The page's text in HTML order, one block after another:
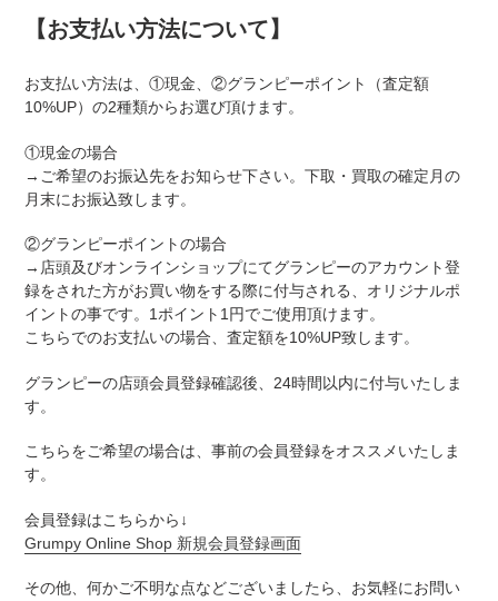
【お支払い方法について】
お支払い方法は、①現金、②グランピーポイント（査定額
10%UP）の2種類からお選び頂けます。
①現金の場合
→ご希望のお振込先をお知らせ下さい。下取・買取の確定月の
月末にお振込致します。
②グランピーポイントの場合
→店頭及びオンラインショップにてグランピーのアカウント登
録をされた方がお買い物をする際に付与される、オリジナルポ
イントの事です。1ポイント1円でご使用頂けます。
こちらでのお支払いの場合、査定額を10%UP致します。
グランピーの店頭会員登録確認後、24時間以内に付与いたしま
す。
こちらをご希望の場合は、事前の会員登録をオススメいたしま
す。
会員登録はこちらから↓
Grumpy Online Shop 新規会員登録画面
その他、何かご不明な点などございましたら、お気軽にお問い